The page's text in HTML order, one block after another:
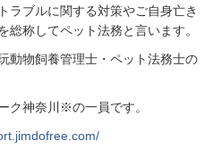
ラブルに関する対策やご自身亡き
総称してペット法務と言います。
動物飼養管理士・ペット法務士の
ク神奈川※の一員です。